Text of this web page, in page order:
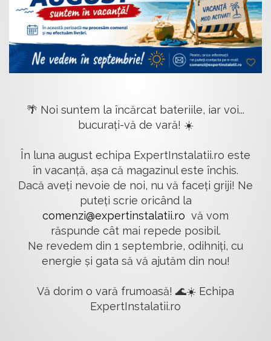
🌴 Noi suntem la încărcat bateriile, iar voi...
bucurați-vă de vară! ☀️
În luna august echipa ExpertInstalatii.ro este
în vacanță, așa că magazinul este închis.
Dacă aveți nevoie de noi, nu vă faceți griji! Ne
puteți scrie oricând la
comenzi@expertinstalatii.ro vă vom
răspunde cât mai repede posibil.
Ne revedem din 1 septembrie, odihniți, cu
energie și gata să vă ajutăm din nou!
Vă dorim o vară frumoasă! 🌊☀️ Echipa
ExpertInstalatii.ro